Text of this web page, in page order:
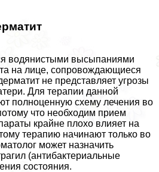
водянистыми высыпаниями
на лице, сопровождающиеся
не представляет угрозы
Для терапии данной
полноценную схему лечения во
что необходим прием
крайне плохо влияет на
терапию начинают только во
может назначить
(антибактериальные
состояния.